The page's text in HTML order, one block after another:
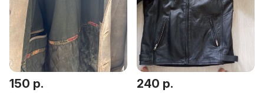
150 р. 240 р.